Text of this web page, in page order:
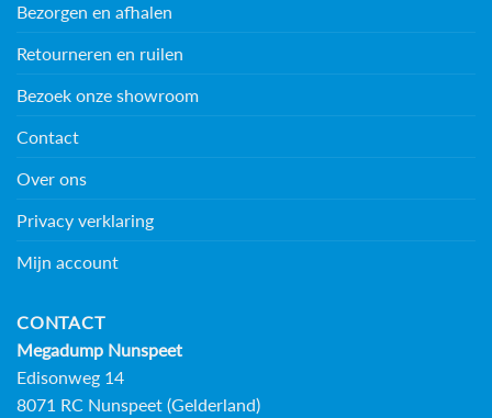
Bezorgen en afhalen
Retourneren en ruilen
Bezoek onze showroom
Contact
Over ons
Privacy verklaring
Mijn account
CONTACT
Megadump Nunspeet
Edisonweg 14
8071 RC Nunspeet (Gelderland)